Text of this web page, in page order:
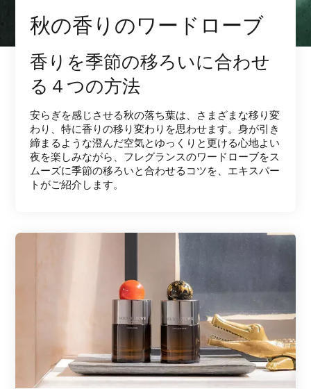
秋の香りのワードローブ
香りを季節の移ろいに合わせ
る４つの方法
安らぎを感じさせる秋の落ち葉は、さまざまな移り変
わり、特に香りの移り変わりを思わせます。身が引き
締まるような澄んだ空気とゆっくりと更ける心地よい
夜を楽しみながら、フレグランスのワードローブをス
ムーズに季節の移ろいと合わせるコツを、エキスパー
トがご紹介します。